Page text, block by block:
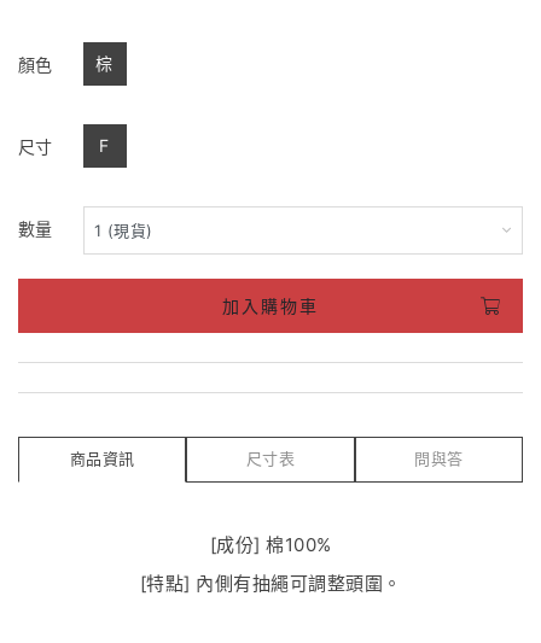
顏色 棕
尺寸 F
數量
加入購物車
商品資訊 尺寸表 問與答
[成份] 棉100%
[特點] 內側有抽繩可調整頭圍。